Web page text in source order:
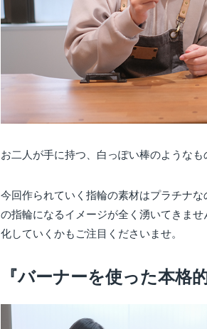
お二人が手に持つ、白っぽい棒のような
今回作られていく指輪の素材はプラチナ
の指輪になるイメージが全く湧いてきま
化していくかもご注目くださいませ。
『バーナーを使った本格